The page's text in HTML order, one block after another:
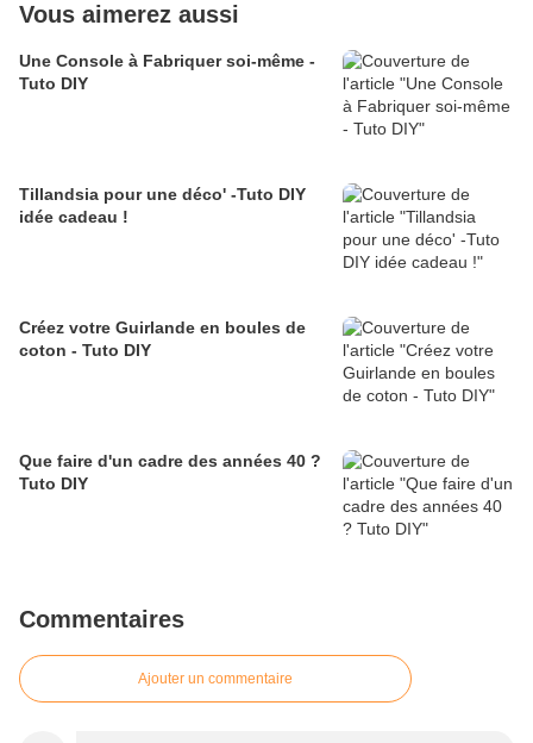
Vous aimerez aussi
Une Console à Fabriquer soi-même -
Tuto DIY
Tillandsia pour une déco' -Tuto DIY
idée cadeau !
Créez votre Guirlande en boules de
coton - Tuto DIY
Que faire d'un cadre des années 40 ?
Tuto DIY
Commentaires
Ajouter un commentaire